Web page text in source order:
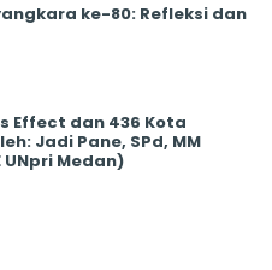
ke-80: Refleksi dan
Effect dan 436 Kota
Jadi Pane, SPd, MM
UNpri Medan)